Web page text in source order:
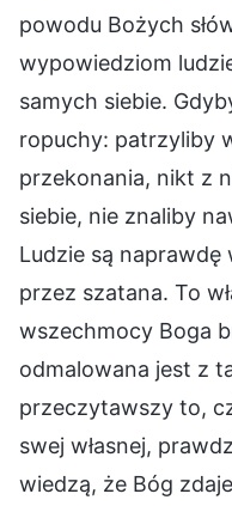
powodu Bożych
wypowiedziom
samych siebie.
ropuchy: patrzyliby
przekonania, nikt z
siebie, nie znaliby
Ludzie są
przez szatana. To
wszechmocy Boga
odmalowana jest z
przeczytawszy to,
swej własnej,
wiedzą, że Bóg